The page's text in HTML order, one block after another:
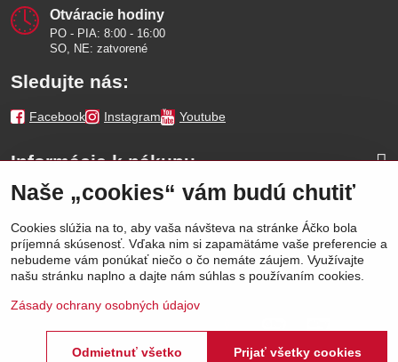
Otváracie hodiny
PO - PIA: 8:00 - 16:00
SO, NE: zatvorené
Sledujte nás:
Facebook Instagram Youtube
Informácie k nákupu
Naše značky
Výhody
Naše „cookies“ vám budú chutiť
Cookies slúžia na to, aby vaša návšteva na stránke Áčko bola
príjemná skúsenosť. Vďaka nim si zapamätáme vaše preferencie a
nebudeme vám ponúkať niečo o čo nemáte záujem. Využívajte
našu stránku naplno a dajte nám súhlas s používaním cookies.
Zásady ochrany osobných údajov
Prijať všetky cookies
Odmietnuť všetko